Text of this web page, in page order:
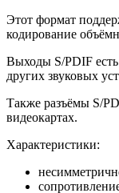
Этот формат
кодирование
Выходы S/PDIF
других звуковых
Также разъёмы S/
видеокартах.
Характеристики: